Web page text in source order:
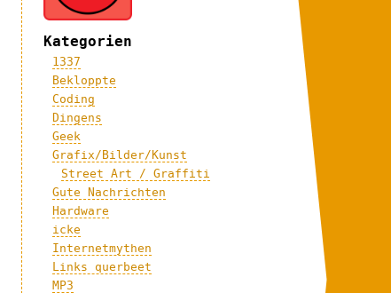
Kategorien
1337
Bekloppte
Coding
Dingens
Geek
Grafix/Bilder/Kunst
Street Art / Graffiti
Gute Nachrichten
Hardware
icke
Internetmythen
Links querbeet
MP3